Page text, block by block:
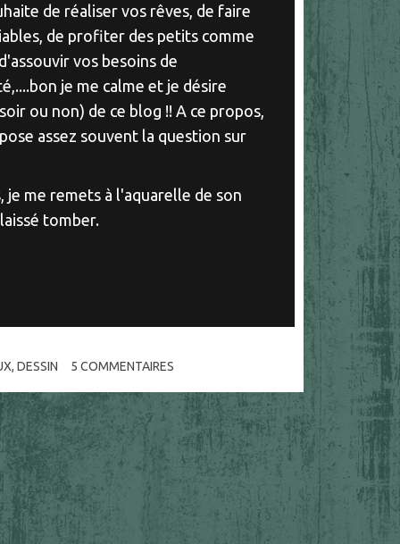
de réaliser vos rêves, de faire
de profiter des petits comme
vos besoins de
je me calme et je désire
ou non) de ce blog !! A ce propos,
assez souvent la question sur
je me remets à l'aquarelle de son
tomber.
, DESSIN 5 COMMENTAIRES